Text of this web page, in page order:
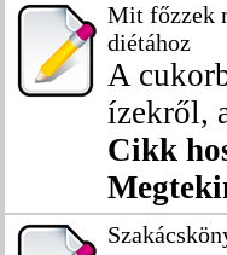
Mit főzzek
diétához
A
ízekről,
Cikk